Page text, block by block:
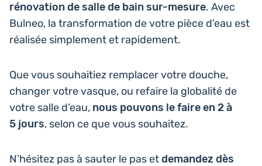
réno­va­tion de salle de bain sur-mesure. Avec
Bulneo, la trans­for­ma­tion de votre pièce d’eau est
réa­li­sée sim­ple­ment et rapidement.
Que vous sou­hai­tiez rem­pla­cer votre douche,
changer votre vasque, ou refaire la glo­ba­li­té de
votre salle d’eau, nous pouvons le faire en 2 à
5 jours, selon ce que vous souhaitez.
N’hé­si­tez pas à sauter le pas etdeman­dez dès